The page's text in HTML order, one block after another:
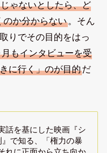
ゃないとしたら、ど
のか分からない。そん
りでその目的をはっ
もインタビューを受
に行く」のが目的だ
話を基にした映画『シ
』で知る、「権力の暴